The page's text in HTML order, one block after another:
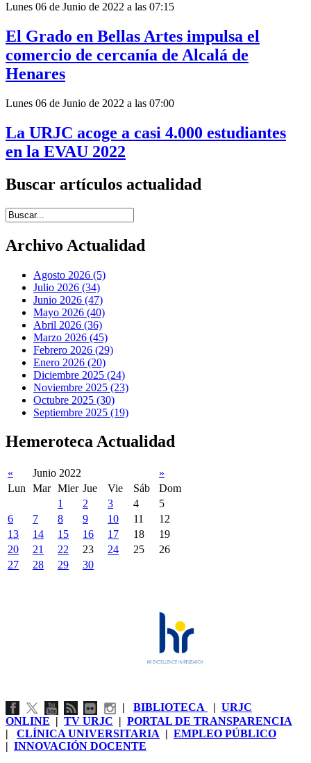
Lunes 06 de Junio de 2022 a las 07:15
El Grado en Bellas Artes impulsa el
comercio de cercanía de Alcalá de
Henares
Lunes 06 de Junio de 2022 a las 07:00
La URJC acoge a casi 4.000 estudiantes
en la EVAU 2022
Buscar artículos actualidad
Introduce términos de búsqueda
Archivo Actualidad
Agosto 2026 (5)
Julio 2026 (34)
Junio 2026 (47)
Mayo 2026 (40)
Abril 2026 (36)
Marzo 2026 (45)
Febrero 2026 (29)
Enero 2026 (20)
Diciembre 2025 (24)
Noviembre 2025 (23)
Octubre 2025 (30)
Septiembre 2025 (19)
Hemeroteca Actualidad
« Junio 2022
»
Lun
Mar Mier Jue Vie Sáb
Dom
1
2 3 4
5
6
7 8 9 10 11
12
13
14 15 16 17 18
19
20
21 22 23 24 25
26
27
28 29 30
| BIBLIOTECA | URJC
ONLINE | TV URJC | PORTAL DE TRANSPARENCIA
| CLÍNICA UNIVERSITARIA | EMPLEO PÚBLICO
| INNOVACIÓN DOCENTE